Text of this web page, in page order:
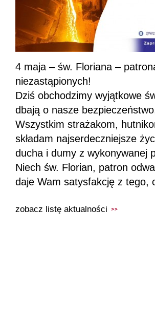
4 maja – św. Floriana –
niezastąpionych!
Dziś obchodzimy wyjątkowe
dbają o nasze
Wszystkim strażakom,
składam najserdeczniejsze
ducha i dumy z wykonywanej
Niech św. Florian, patron
daje Wam satysfakcję z tego,
zobacz listę aktualności